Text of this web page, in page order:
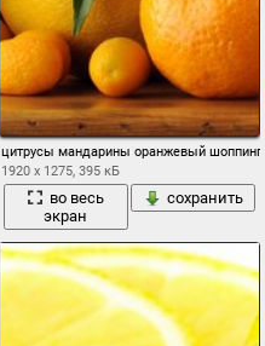
цитрусы мандарины оранжевый шоппинг
1920 x 1275, 395 кБ
во весь
экран
сохранить